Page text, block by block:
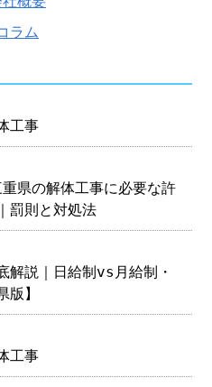
工事
県の解体工事に必要な許
罰則と対処法
解説｜日給制vs月給制・
】
工事